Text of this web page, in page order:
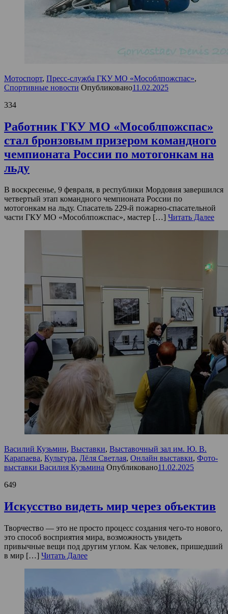
Мотоспорт, Пресс-служба ГКУ МО «Мособлпожспас»,
Спортивные новости Опубликовано11.02.2025
334
Работник ГКУ МО «Мособлпожспас»
стал бронзовым призером командного
чемпионата России по мотогонкам на
льду
В воскресенье, 9 февраля, в республики Мордовия завершился
четвертый этап командного чемпионата России по
мотогонкам на льду. Спасатель 229-й пожарно-спасательной
части ГКУ МО «Мособлпожспас», мастер […] Читать Далее
Василий Кузьмин, Выставки, Выставочный зал им. Ю. В.
Карапаева, Культура, Лёля Светлая, Онлайн выставки, Фото-
выставки Василия Кузьмина Опубликовано11.02.2025
649
Искусство видеть мир через объектив
Творчество — это не просто процесс создания чего-то нового,
это способ восприятия мира, возможность увидеть
привычные вещи под другим углом. Как человек, пришедший
в мир […] Читать Далее